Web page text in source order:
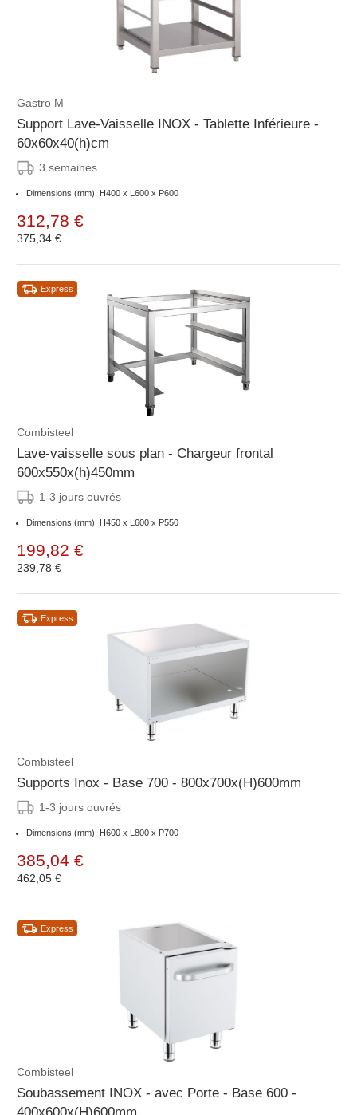
Gastro M
Support Lave-Vaisselle INOX - Tablette Inférieure -
60x60x40(h)cm
3 semaines
Dimensions (mm): H400 x L600 x P600
312,78 €
375,34 €
Express
Combisteel
Lave-vaisselle sous plan - Chargeur frontal
600x550x(h)450mm
1-3 jours ouvrés
Dimensions (mm): H450 x L600 x P550
199,82 €
239,78 €
Express
Combisteel
Supports Inox - Base 700 - 800x700x(H)600mm
1-3 jours ouvrés
Dimensions (mm): H600 x L800 x P700
385,04 €
462,05 €
Express
Combisteel
Soubassement INOX - avec Porte - Base 600 -